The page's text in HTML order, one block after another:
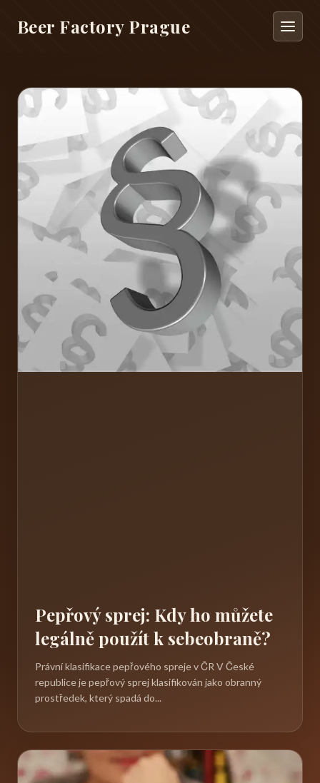
Beer Factory Prague
Pepřový sprej: Kdy ho můžete
legálně použít k sebeobraně?
Právní klasifikace pepřového spreje v ČR V České
republice je pepřový sprej klasifikován jako obranný
prostředek, který spadá do...